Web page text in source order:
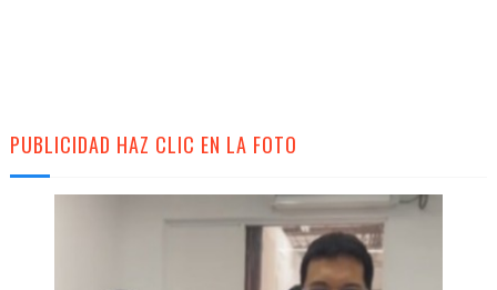
PUBLICIDAD HAZ CLIC EN LA FOTO